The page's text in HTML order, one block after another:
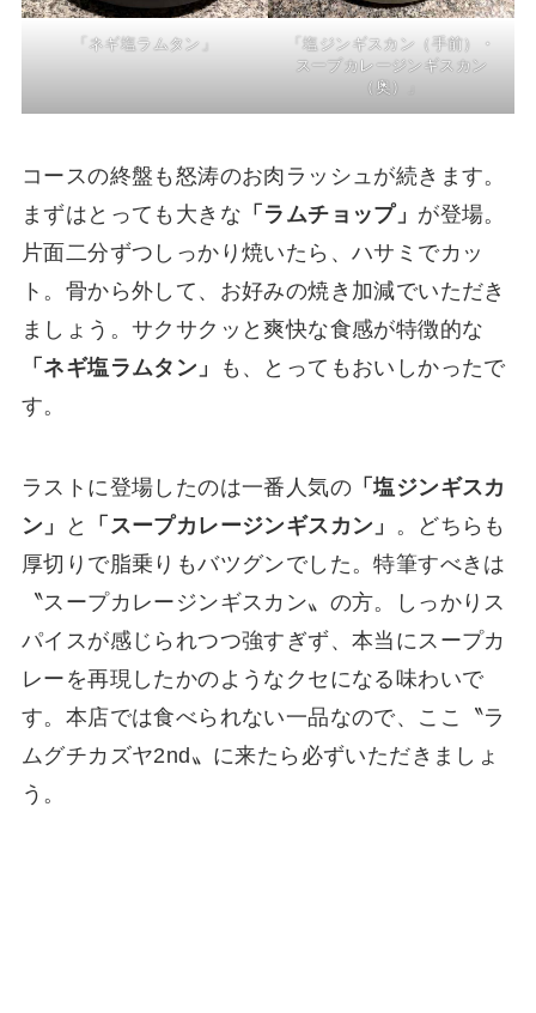
「ネギ塩ラムタン」
「塩ジンギスカン（手前）・
スープカレージンギスカン
（奥）」
コースの終盤も怒涛のお肉ラッシュが続きます。
まずはとっても大きな 「ラムチョップ」 が登場。
片面二分ずつしっかり焼いたら、ハサミでカッ
ト。骨から外して、お好みの焼き加減でいただき
ましょう。サクサクッと爽快な食感が特徴的な
「ネギ塩ラムタン」
も、とってもおいしかったで
す。
ラストに登場したのは一番人気の「塩ジンギスカ
ン」
と 「スープカレージンギスカン」
。どちらも
厚切りで脂乗りもバツグンでした。特筆すべきは
〝スープカレージンギスカン〟の方。しっかりス
パイスが感じられつつ強すぎず、本当にスープカ
レーを再現したかのようなクセになる味わいで
す。本店では食べられない一品なので、ここ〝ラ
ムグチカズヤ2nd〟に来たら必ずいただきましょ
う。